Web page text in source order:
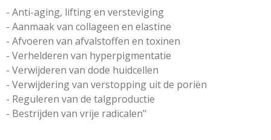
- Anti-aging, lifting en versteviging
- Aanmaak van collageen en elastine
- Afvoeren van afvalstoffen en toxinen
- Verhelderen van hyperpigmentatie
- Verwijderen van dode huidcellen
- Verwijdering van verstopping uit de poriën
- Reguleren van de talgproductie
- Bestrijden van vrije radicalen"